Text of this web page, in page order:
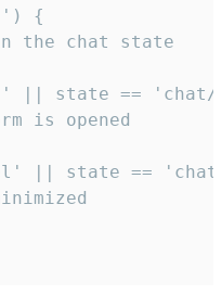
{
the chat state
|| state ==
is opened
|| state ==